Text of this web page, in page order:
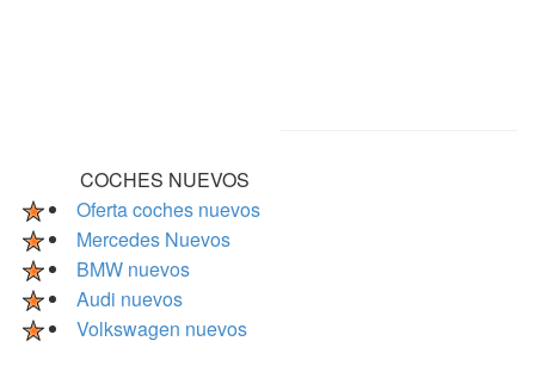
COCHES NUEVOS
Oferta coches nuevos
Mercedes Nuevos
BMW nuevos
Audi nuevos
Volkswagen nuevos